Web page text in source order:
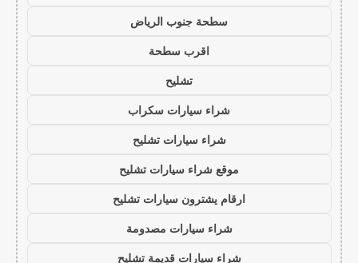
سطحة جنوب الرياض
اقرب سطحة
تشليح
شراء سيارات سكراب
شراء سيارات تشليح
موقع شراء سيارات تشليح
ارقام يشترون سيارات تشليح
شراء سيارات مصدومة
شراء سيارات قديمة تشليح